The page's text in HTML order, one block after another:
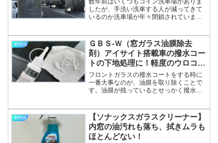
したが、手洗い洗車する人が減ってきて
いるのか洗車場が年々閉鎖されていま
ところ。このサイトを見て一人でも多く
の人が訪れ洗車場が存続でき...
車関係
ＧＢＳ-Ｗ（窓ガラス油膜除去
剤）アイサイト搭載車の撥水コー
トの下地処理に！軽度のウロコも
とれる。
フロントガラスの撥水コートをする時に
一番大事なのが、油膜を取り除くことで
す。油膜が残っているとせっかく撥水処
です。油膜除去剤はキイロビンなど様々
な物が発売されており、数...
車関係
【ソナックスガラスクリーナー】
内窓の油汚れも落ち、拭きムラも
ほとんどない！